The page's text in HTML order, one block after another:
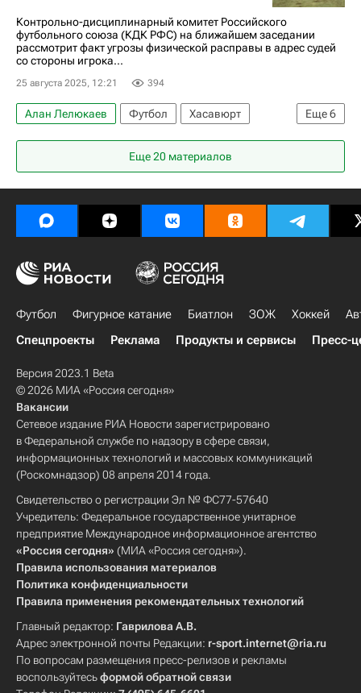
Контрольно-дисциплинарный комитет Российского
футбольного союза (КДК РФС) на ближайшем заседании
рассмотрит факт угрозы физической расправы в адрес судей
со стороны игрока...
25 августа 2025, 12:21 394
Еще6
Алан Лелюкаев Футбол
Хасавюрт
Киров
Артур Григорьянц
Динамо Москва
Российский футбольный союз (РФС)
Спорт
Еще 20 материалов
Футбол Фигурное катание Биатлон ЗОЖ Хоккей
Спецпроекты
Реклама Продукты и сервисы Пресс-
Версия 2023.1 Beta
© 2026 МИА «Россия сегодня»
Вакансии
Сетевое издание РИА Новости зарегистрировано
в Федеральной службе по надзору в сфере связи,
информационных технологий и массовых коммуникаций
(Роскомнадзор) 08 апреля 2014 года.
Свидетельство о регистрации Эл № ФС77-57640
Учредитель: Федеральное государственное унитарное
предприятие Международное информационное агентство
«Россия сегодня» (МИА «Россия сегодня»).
Правила использования материалов
Политика конфиденциальности
Правила применения рекомендательных технологий
Главный редактор: Гаврилова А.В.
Адрес электронной почты Редакции: r-sport.internet@ria.ru
По вопросам размещения пресс-релизов и рекламы
воспользуйтесьформой обратной связи